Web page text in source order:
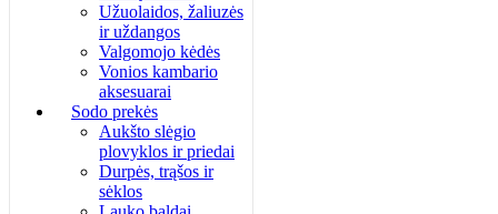
Užuolaidos, žaliuzės
ir uždangos
Valgomojo kėdės
Vonios kambario
aksesuarai
Sodo prekės
Aukšto slėgio
plovyklos ir priedai
Durpės, trąšos ir
sėklos